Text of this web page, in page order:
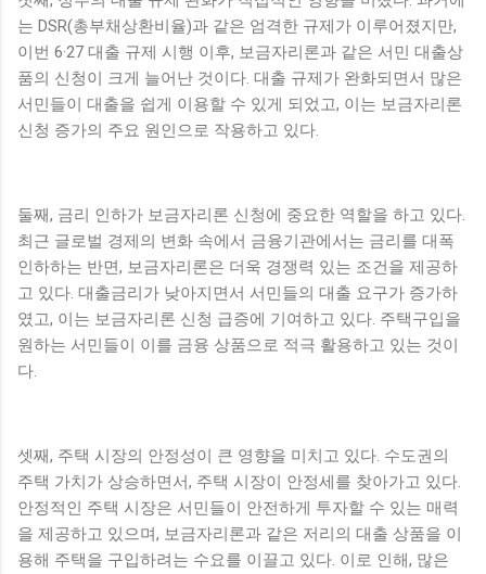
는 DSR(총부채상환비율)과 같은 엄격한 규제가 이루어졌지만,
이번 6·27 대출 규제 시행 이후, 보금자리론과 같은 서민 대출상
품의 신청이 크게 늘어난 것이다. 대출 규제가 완화되면서 많은
서민들이 대출을 쉽게 이용할 수 있게 되었고, 이는 보금자리론
신청 증가의 주요 원인으로 작용하고 있다.
둘째, 금리 인하가 보금자리론 신청에 중요한 역할을 하고 있다.
최근 글로벌 경제의 변화 속에서 금융기관에서는 금리를 대폭
인하하는 반면, 보금자리론은 더욱 경쟁력 있는 조건을 제공하
고 있다. 대출금리가 낮아지면서 서민들의 대출 요구가 증가하
였고, 이는 보금자리론 신청 급증에 기여하고 있다. 주택구입을
원하는 서민들이 이를 금융 상품으로 적극 활용하고 있는 것이
다.
셋째, 주택 시장의 안정성이 큰 영향을 미치고 있다. 수도권의
주택 가치가 상승하면서, 주택 시장이 안정세를 찾아가고 있다.
안정적인 주택 시장은 서민들이 안전하게 투자할 수 있는 매력
을 제공하고 있으며, 보금자리론과 같은 저리의 대출 상품을 이
용해 주택을 구입하려는 수요를 이끌고 있다. 이로 인해, 많은